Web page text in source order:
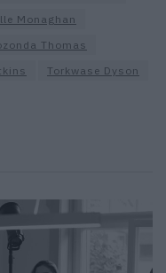
Monaghan
Thomas
Torkwase Dyson